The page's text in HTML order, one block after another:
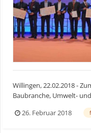
Willingen, 22.02.2018 -
Baubranche, Umwelt-
VDBUM-Förderpreis
Rahmen einer
26. Februar 2018